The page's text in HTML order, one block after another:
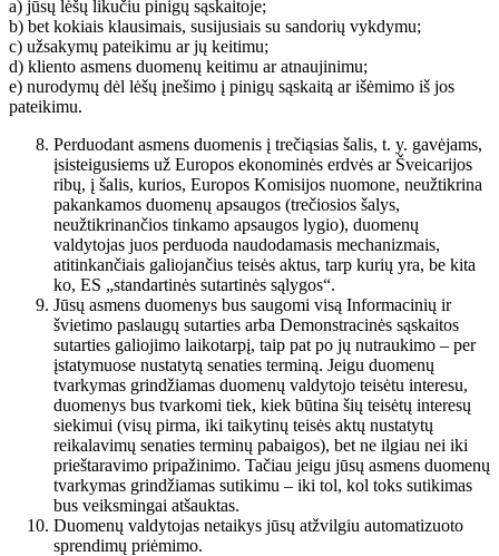
a) jūsų lėšų likučiu pinigų sąskaitoje;
b) bet kokiais klausimais, susijusiais su sandorių vykdymu;
c) užsakymų pateikimu ar jų keitimu;
d) kliento asmens duomenų keitimu ar atnaujinimu;
e) nurodymų dėl lėšų įnešimo į pinigų sąskaitą ar išėmimo iš jos
pateikimu.
Perduodant asmens duomenis į trečiąsias šalis, t. y. gavėjams,
įsisteigusiems už Europos ekonominės erdvės ar Šveicarijos
ribų, į šalis, kurios, Europos Komisijos nuomone, neužtikrina
pakankamos duomenų apsaugos (trečiosios šalys,
neužtikrinančios tinkamo apsaugos lygio), duomenų
valdytojas juos perduoda naudodamasis mechanizmais,
atitinkančiais galiojančius teisės aktus, tarp kurių yra, be kita
ko, ES „standartinės sutartinės sąlygos“.
Jūsų asmens duomenys bus saugomi visą Informacinių ir
švietimo paslaugų sutarties arba Demonstracinės sąskaitos
sutarties galiojimo laikotarpį, taip pat po jų nutraukimo – per
įstatymuose nustatytą senaties terminą. Jeigu duomenų
tvarkymas grindžiamas duomenų valdytojo teisėtu interesu,
duomenys bus tvarkomi tiek, kiek būtina šių teisėtų interesų
siekimui (visų pirma, iki taikytinų teisės aktų nustatytų
reikalavimų senaties terminų pabaigos), bet ne ilgiau nei iki
prieštaravimo pripažinimo. Tačiau jeigu jūsų asmens duomenų
tvarkymas grindžiamas sutikimu – iki tol, kol toks sutikimas
bus veiksmingai atšauktas.
Duomenų valdytojas netaikys jūsų atžvilgiu automatizuoto
sprendimų priėmimo.